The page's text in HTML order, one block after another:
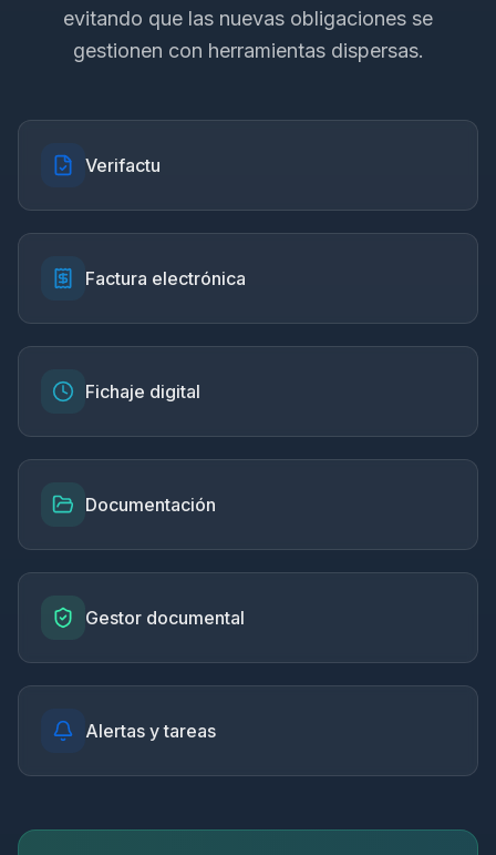
evitando que las nuevas obligaciones se
gestionen con herramientas dispersas.
Verifactu
Factura electrónica
Fichaje digital
Documentación
Gestor documental
Alertas y tareas